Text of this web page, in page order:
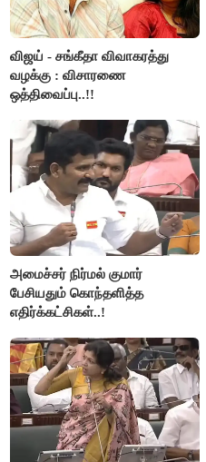
விஜய் - சங்கீதா விவாகரத்து
வழக்கு : விசாரணை
ஒத்திவைப்பு..!!
அமைச்சர் நிர்மல் குமார்
பேசியதும் கொந்தளித்த
எதிர்க்கட்சிகள்..!